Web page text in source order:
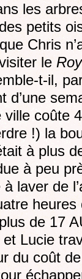
les
petits
Chris
le
t-il,
d’une
coûte
!) la
à plus
à peu
laver de
de 17
Lucie
du coût